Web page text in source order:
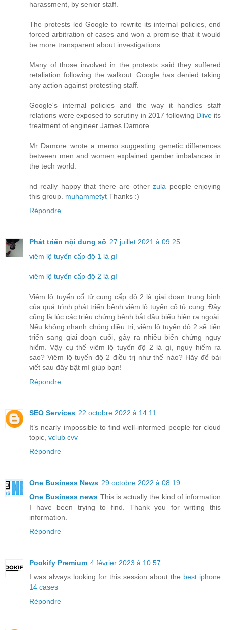
harassment, by senior staff.
The protests led Google to rewrite its internal policies, end
forced arbitration of cases and won a promise that it would
be more transparent about investigations.
Many of those involved in the protests said they suffered
retaliation following the walkout. Google has denied taking
any action against protesting staff.
Google's internal policies and the way it handles staff
relations were exposed to scrutiny in 2017 following Dliveits
treatment of engineer James Damore.
Mr Damore wrote a memo suggesting genetic differences
between men and women explained gender imbalances in
the tech world.
nd really happy that there are otherzula people enjoying
this group. muhammetyt Thanks :)
Répondre
Phát triển nội dung số 27 juillet 2021 à 09:25
viêm lộ tuyến cấp độ 1 là gì
viêm lộ tuyến cấp độ 2 là gì
Viêm lộ tuyến cổ tử cung cấp độ 2 là giai đoạn trung bình
của quá trình phát triển bệnh viêm lộ tuyến cổ tử cung. Đây
cũng là lúc các triệu chứng bệnh bắt đầu biểu hiện ra ngoài.
Nếu không nhanh chóng điều trị, viêm lộ tuyến độ 2 sẽ tiến
triển sang giai đoạn cuối, gây ra nhiều biến chứng nguy
hiểm. Vậy cụ thể viêm lộ tuyến độ 2 là gì, nguy hiểm ra
sao? Viêm lộ tuyến độ 2 điều trị như thế nào? Hãy để bài
viết sau đây bật mí giúp bạn!
Répondre
SEO Services 22 octobre 2022 à 14:11
It’s nearly impossible to find well-informed people for cloud
topic, vclub cvv
Répondre
One Business News 29 octobre 2022 à 08:19
One Business news This is actually the kind of information
I have been trying to find. Thank you for writing this
information.
Répondre
Pookify Premium 4 février 2023 à 10:57
I was always looking for this session about the best iphone
14 cases
Répondre